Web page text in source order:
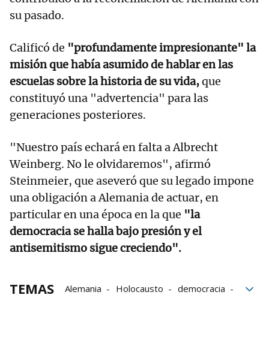
su pasado.
Calificó de "profundamente impresionante" la
misión que había asumido de hablar en las
escuelas sobre la historia de su vida,que
constituyó una "advertencia" para las
generaciones posteriores.
"Nuestro país echará en falta a Albrecht
Weinberg. No le olvidaremos", afirmó
Steinmeier, que aseveró que su legado impone
una obligación a Alemania de actuar, en
particular en una época en la que "la
democracia se halla bajo presión y el
antisemitismo sigue creciendo".
TEMAS Alemania Holocausto
democracia